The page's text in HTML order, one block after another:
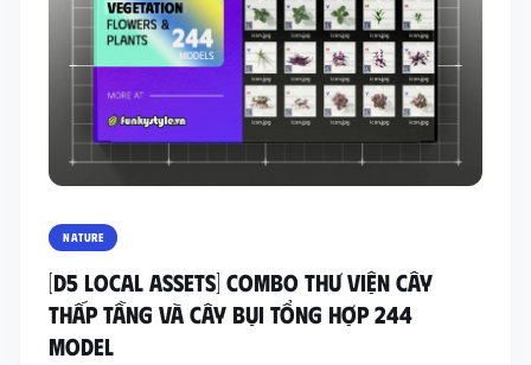
Đồ án
F.BLOG
Địa chỉ:
Email:
funkystylemanage@gmail.com
Điện thoại:
NATURE
[D5 LOCAL ASSETS] COMBO THƯ VIỆN CÂY
THẤP TẦNG VÀ CÂY BỤI TỔNG HỢP 244
MODEL